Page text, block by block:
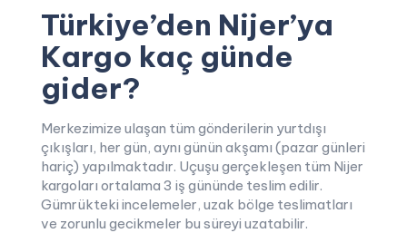
Türkiye’den Nijer’ya
Kargo kaç günde
gider?
Merkezimize ulaşan tüm gönderilerin yurtdışı
çıkışları, her gün, aynı günün akşamı (pazar günleri
hariç) yapılmaktadır. Uçuşu gerçekleşen tüm Nijer
kargoları ortalama 3 iş gününde teslim edilir.
Gümrükteki incelemeler, uzak bölge teslimatları
ve zorunlu gecikmeler bu süreyi uzatabilir.